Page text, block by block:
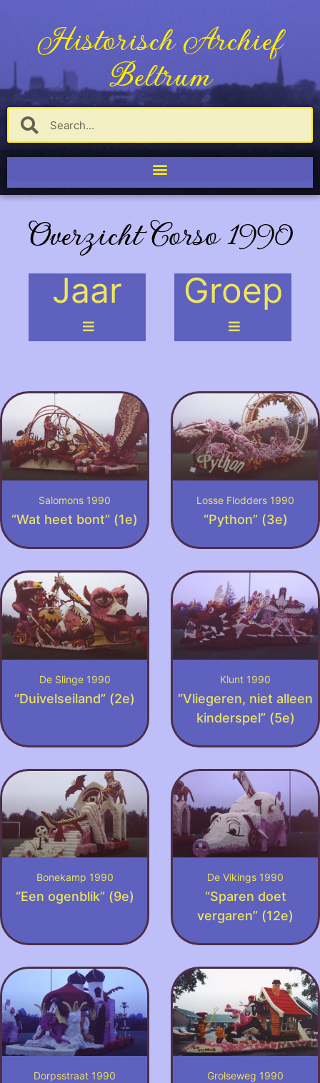
Historisch Archief
Beltrum
Overzicht Corso 1990
Jaar Groep
Salomons 1990
“Wat heet bont” (1e)
Losse Flodders 1990
“Python” (3e)
De Slinge 1990
“Duivelseiland” (2e)
Klunt 1990
“Vliegeren, niet alleen
kinderspel” (5e)
Bonekamp 1990
“Een ogenblik” (9e)
De Vikings 1990
“Sparen doet
vergaren” (12e)
Dorpsstraat 1990 Grolseweg 1990